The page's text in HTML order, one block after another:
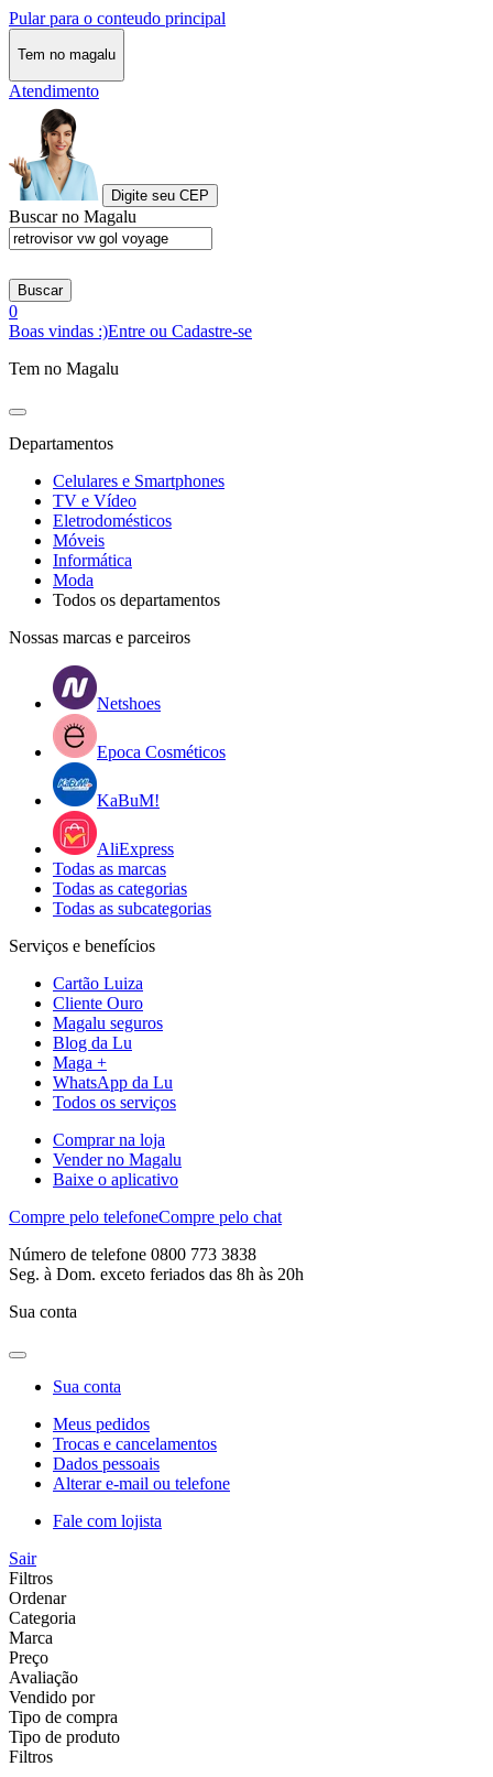
Pular para o conteudo principal
Tem no magalu
Atendimento
Digite seu CEP
Buscar no Magalu
Buscar
0
Boas vindas :)Entre ou Cadastre-se
Tem no Magalu
Departamentos
Celulares e Smartphones
TV e Vídeo
Eletrodomésticos
Móveis
Informática
Moda
Todos os departamentos
Nossas marcas e parceiros
Netshoes
Epoca Cosméticos
KaBuM!
AliExpress
Todas as marcas
Todas as categorias
Todas as subcategorias
Serviços e benefícios
Cartão Luiza
Cliente Ouro
Magalu seguros
Blog da Lu
Maga +
WhatsApp da Lu
Todos os serviços
Comprar na loja
Vender no Magalu
Baixe o aplicativo
Compre pelo telefoneCompre pelo chat
Número de telefone 0800 773 3838
Seg. à Dom. exceto feriados das 8h às 20h
Sua conta
Sua conta
Meus pedidos
Trocas e cancelamentos
Dados pessoais
Alterar e-mail ou telefone
Fale com lojista
Sair
Filtros
Ordenar
Categoria
Marca
Preço
Avaliação
Vendido por
Tipo de compra
Tipo de produto
Filtros